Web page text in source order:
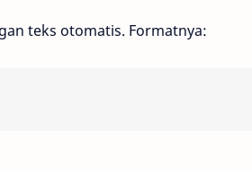
teks otomatis. Formatnya: